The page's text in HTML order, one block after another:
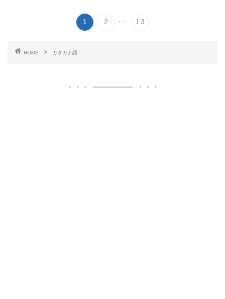
1 2 ... 13
HOME カタカナ語